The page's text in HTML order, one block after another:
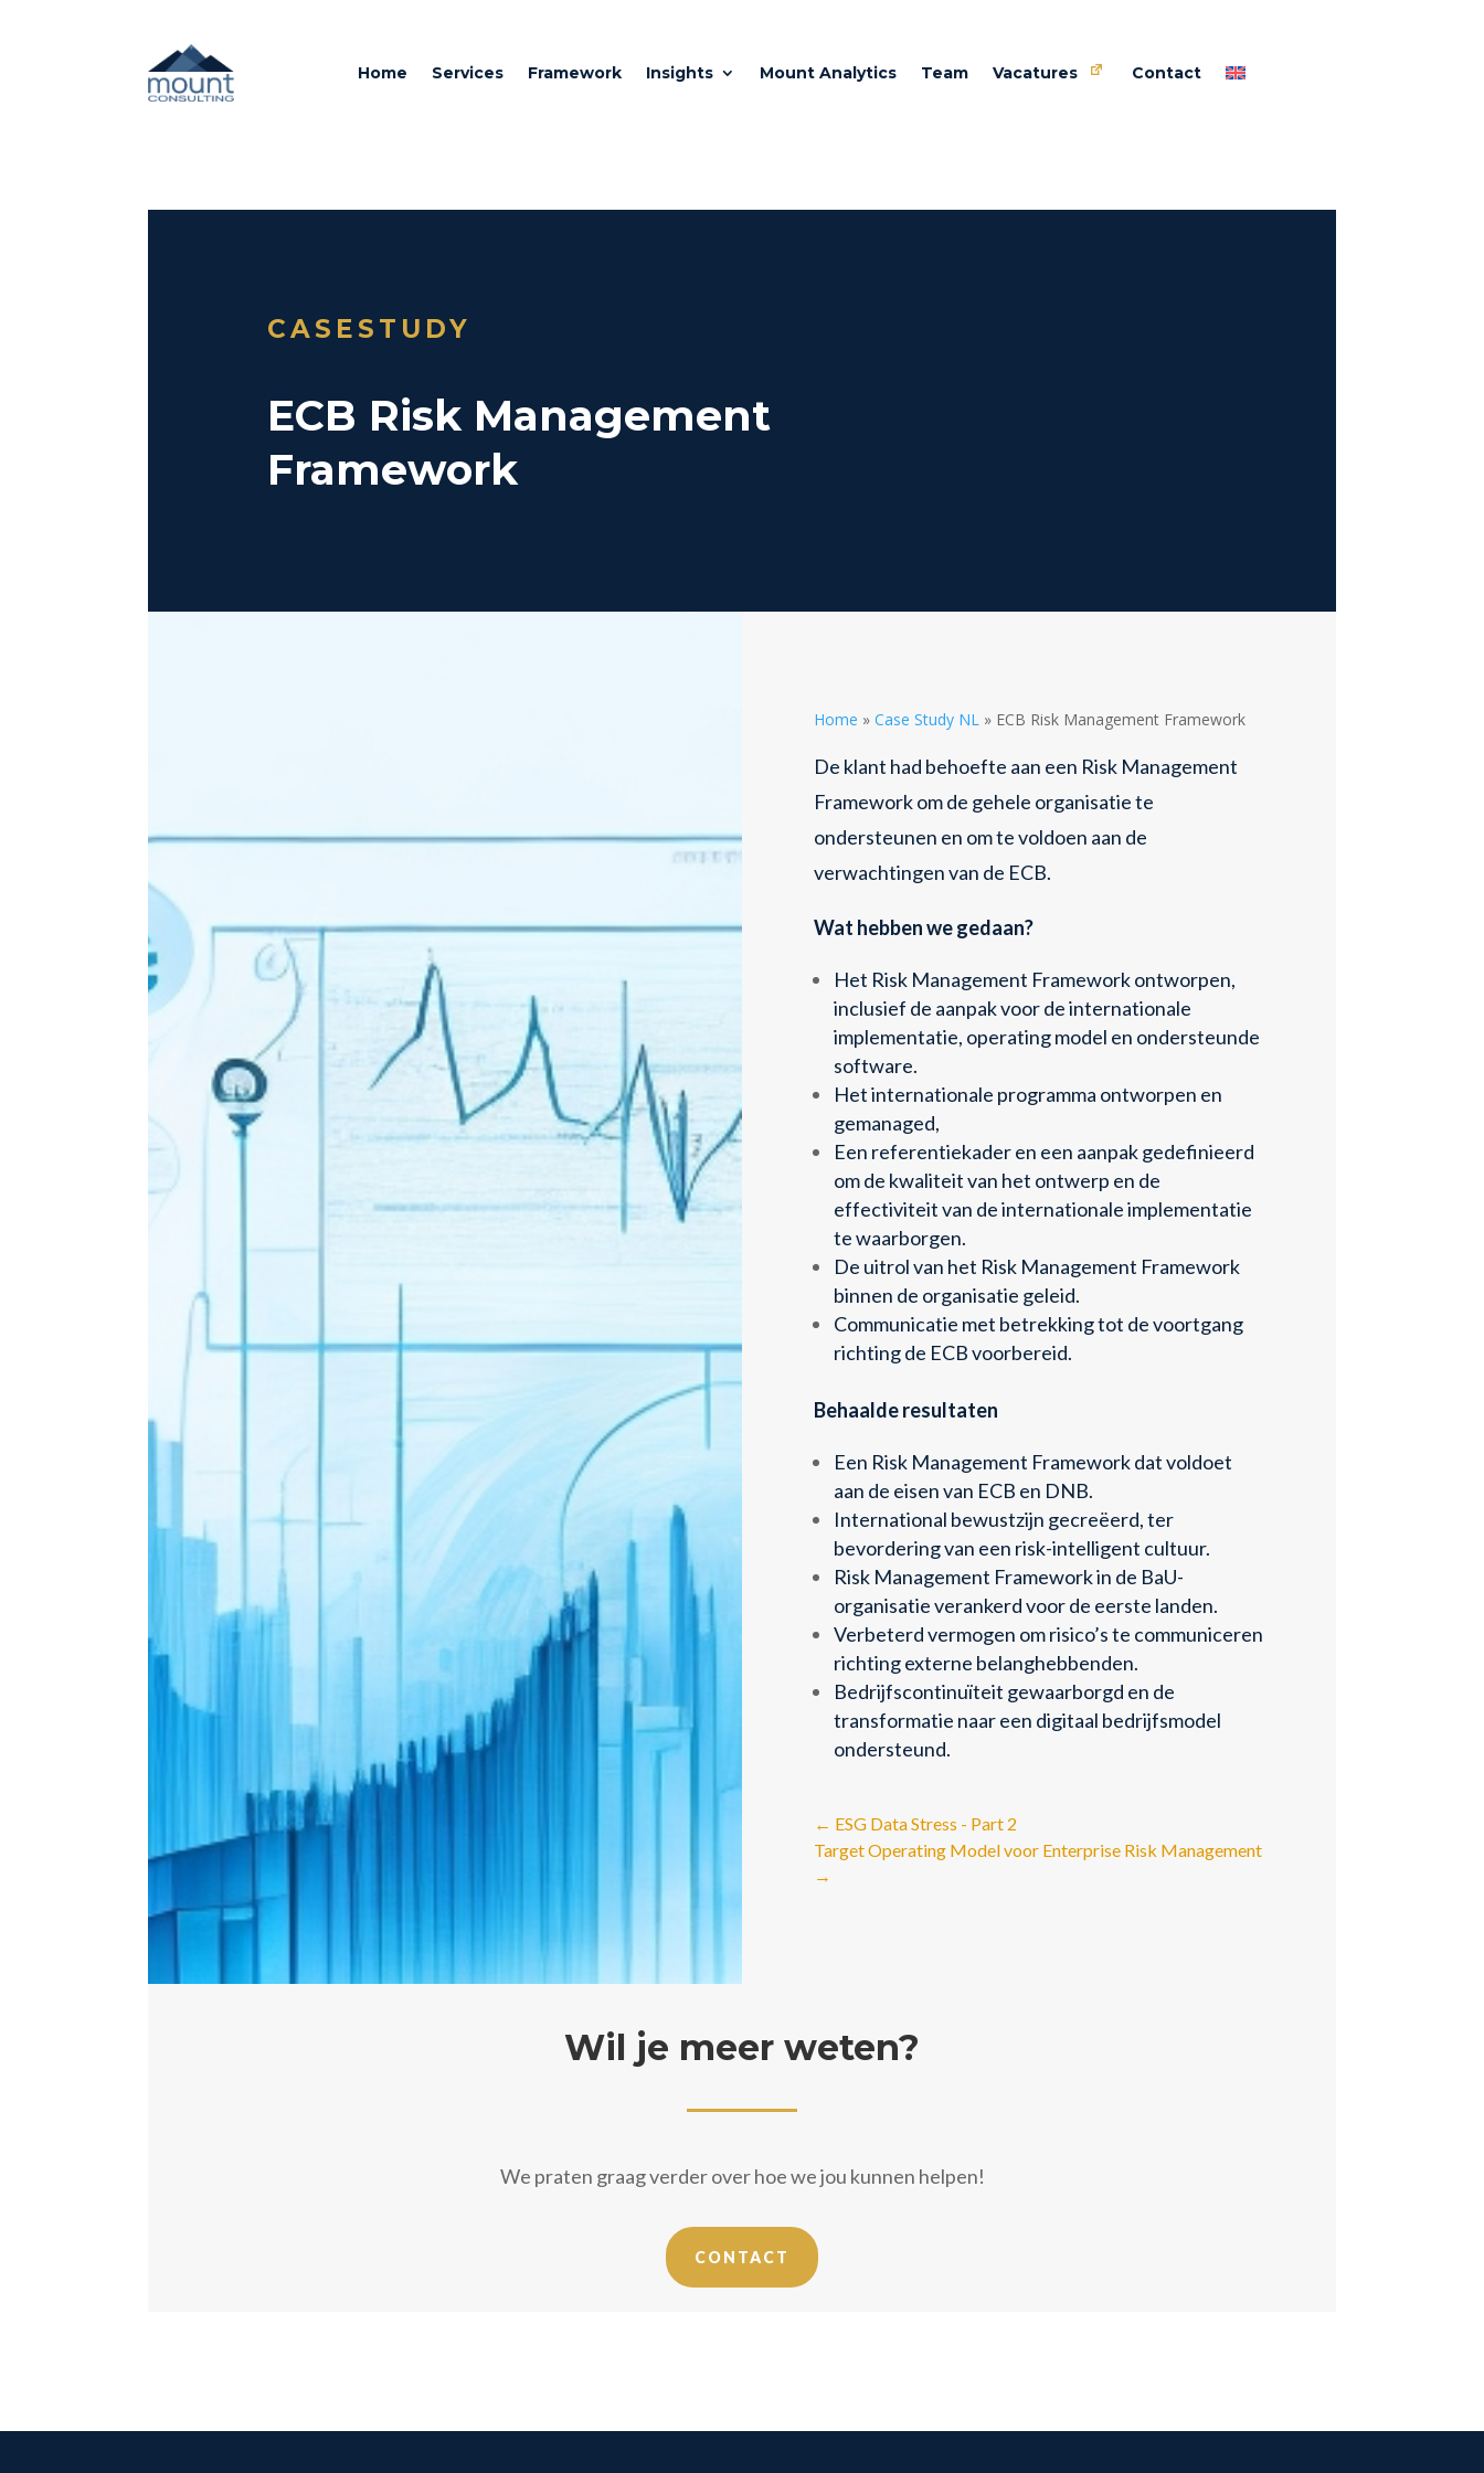
Home Services Framework Insights Mount Analytics Team Vacatures Contact
CASESTUDY
ECB Risk Management
Framework
Home » Case Study NL» ECB Risk Management Framework
De klant had behoefte aan een Risk Management
Framework om de gehele organisatie te
ondersteunen en om te voldoen aan de
verwachtingen van de ECB.
Wat hebben we gedaan?
Het Risk Management Framework ontworpen,
inclusief de aanpak voor de internationale
implementatie, operating model en ondersteunde
software.
Het internationale programma ontworpen en
gemanaged,
Een referentiekader en een aanpak gedefinieerd
om de kwaliteit van het ontwerp en de
effectiviteit van de internationale implementatie
te waarborgen.
De uitrol van het Risk Management Framework
binnen de organisatie geleid.
Communicatie met betrekking tot de voortgang
richting de ECB voorbereid.
Behaalde resultaten
Een Risk Management Framework dat voldoet
aan de eisen van ECB en DNB.
International bewustzijn gecreëerd, ter
bevordering van een risk-intelligent cultuur.
Risk Management Framework in de BaU-
organisatie verankerd voor de eerste landen.
Verbeterd vermogen om risico’s te communiceren
richting externe belanghebbenden.
Bedrijfscontinuïteit gewaarborgd en de
transformatie naar een digitaal bedrijfsmodel
ondersteund.
← ESG Data Stress - Part 2
Target Operating Model voor Enterprise Risk Management
→
Wil je meer weten?
We praten graag verder over hoe we jou kunnen helpen!
CONTACT